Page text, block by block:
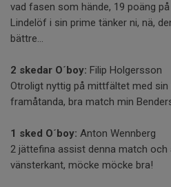
vad fasen som hände, 19 poäng
Lindelöf i sin prime tänker ni, nä,
bättre...
2 skedar O´boy: Filip Holgersson
Otroligt nyttig på mittfältet med sin
framåtanda, bra match min
1 sked O´boy: Anton Wennberg
2 jättefina assist denna match
vänsterkant, möcke möcke bra!